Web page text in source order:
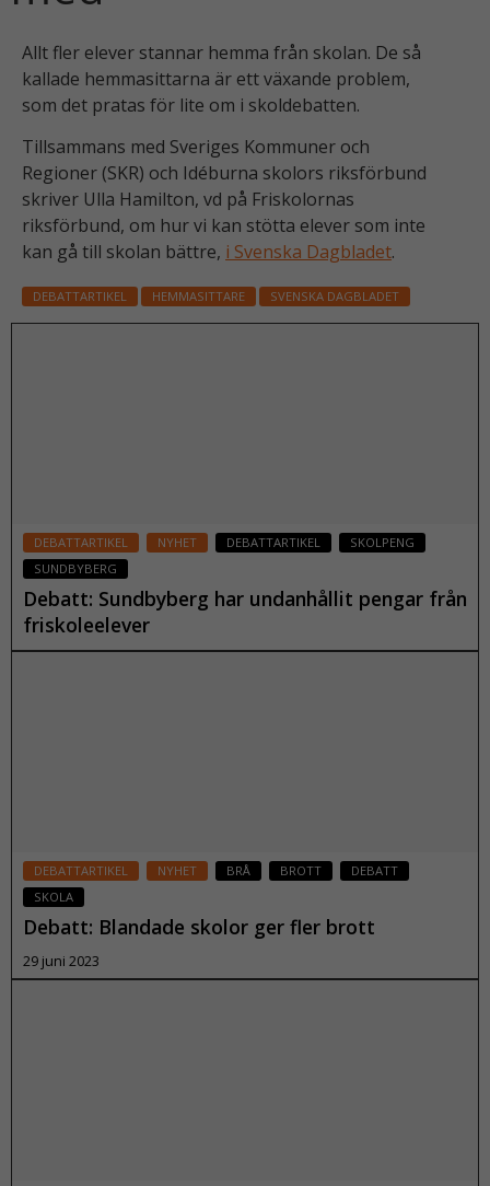
Allt fler elever stannar hemma från skolan. De så
kallade hemmasittarna är ett växande problem,
som det pratas för lite om i skoldebatten.
Tillsammans med Sveriges Kommuner och
Regioner (SKR) och Idéburna skolors riksförbund
skriver Ulla Hamilton, vd på Friskolornas
riksförbund, om hur vi kan stötta elever som inte
kan gå till skolan bättre, i Svenska Dagbladet.
DEBATTARTIKEL HEMMASITTARE SVENSKA DAGBLADET
DEBATTARTIKEL NYHET DEBATTARTIKEL
SKOLPENG
SUNDBYBERG
Debatt: Sundbyberg har undanhållit pengar från
friskoleelever
20 november 2023
DEBATTARTIKEL NYHET BRÅ BROTT
DEBATT
SKOLA
Debatt: Blandade skolor ger fler brott
29 juni 2023